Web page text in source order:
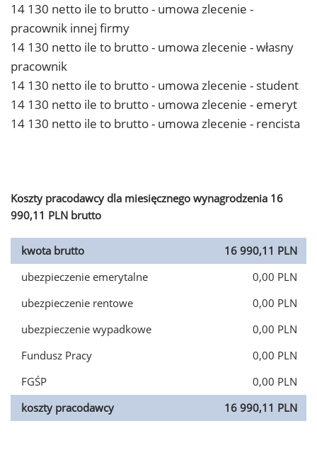
14 130 netto ile to brutto - umowa zlecenie -
pracownik innej firmy
14 130 netto ile to brutto - umowa zlecenie - własny
pracownik
14 130 netto ile to brutto - umowa zlecenie - student
14 130 netto ile to brutto - umowa zlecenie - emeryt
14 130 netto ile to brutto - umowa zlecenie - rencista
Koszty pracodawcy dla miesięcznego wynagrodzenia 16
990,11 PLN brutto
kwota brutto
16 990,11 PLN
ubezpieczenie emerytalne
0,00 PLN
ubezpieczenie rentowe
0,00 PLN
ubezpieczenie wypadkowe
0,00 PLN
Fundusz Pracy
0,00 PLN
FGŚP
0,00 PLN
koszty pracodawcy
16 990,11 PLN